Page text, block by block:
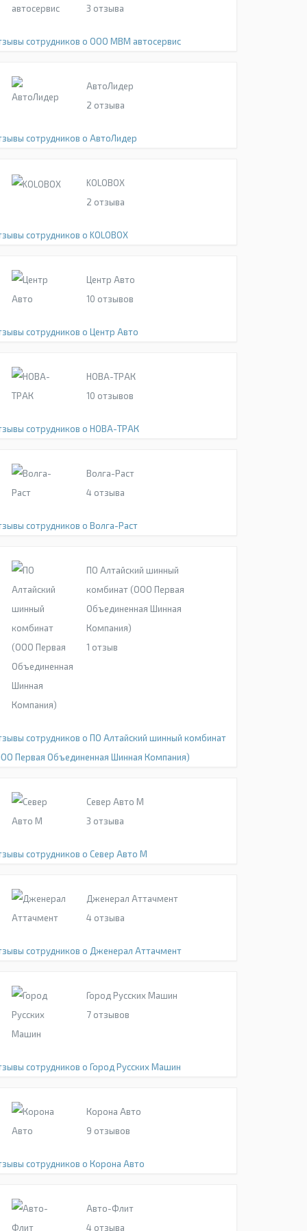
3 отзыва
сотрудников о ООО МВМ автосервис
АвтоЛидер
2 отзыва
сотрудников о АвтоЛидер
KOLOBOX
2 отзыва
сотрудников о KOLOBOX
Центр Авто
10 отзывов
сотрудников о Центр Авто
НОВА-ТРАК
10 отзывов
сотрудников о НОВА-ТРАК
Волга-Раст
4 отзыва
сотрудников о Волга-Раст
ПО Алтайский шинный
комбинат (ООО Первая
Объединенная Шинная
Компания)
1 отзыв
сотрудников о ПО Алтайский шинный комбинат
Первая Объединенная Шинная Компания)
Север Авто М
3 отзыва
сотрудников о Север Авто М
Дженерал Аттачмент
4 отзыва
сотрудников о Дженерал Аттачмент
Город Русских Машин
7 отзывов
сотрудников о Город Русских Машин
Корона Авто
9 отзывов
сотрудников о Корона Авто
Авто-Флит
4 отзыва